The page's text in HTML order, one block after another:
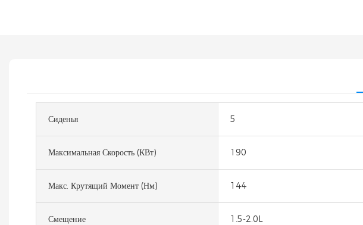
Сиденья 5
Максимальная Скорость (кВт) 190
Макс. Крутящий Момент (Нм) 144
Смещение 1.5-2.0L